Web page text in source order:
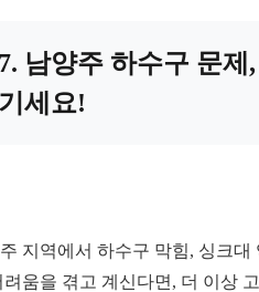
남양주 하수구 문
세요!
지역에서 하수구 막힘, 싱크
려움을 겪고 계신다면, 더 이상